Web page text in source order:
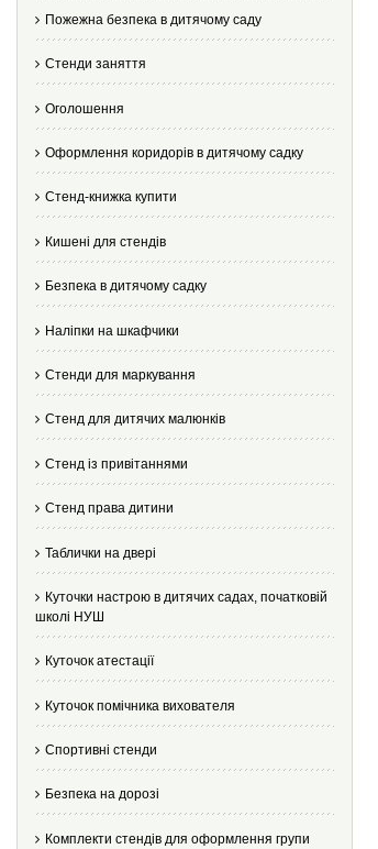
Пожежна безпека в дитячому саду
Стенди заняття
Оголошення
Оформлення коридорів в дитячому садку
Стенд-книжка купити
Кишені для стендів
Безпека в дитячому садку
Наліпки на шкафчики
Стенди для маркування
Стенд для дитячих малюнків
Стенд із привітаннями
Стенд права дитини
Таблички на двері
Куточки настрою в дитячих садах, початковій
школі НУШ
Куточок атестації
Куточок помічника вихователя
Спортивні стенди
Безпека на дорозі
Комплекти стендів для оформлення групи